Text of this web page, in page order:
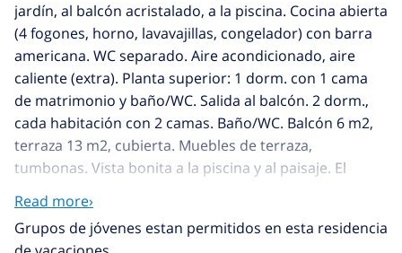
jardín, al balcón acristalado, a la piscina. Cocina abierta
(4 fogones, horno, lavavajillas, congelador) con barra
americana. WC separado. Aire acondicionado, aire
caliente (extra). Planta superior: 1 dorm. con 1 cama
de matrimonio y baño/WC. Salida al balcón. 2 dorm.,
cada habitación con 2 camas. Baño/WC. Balcón 6 m2,
terraza 13 m2, cubierta. Muebles de terraza,
tumbonas. Vista bonita a la piscina y al paisaje. El
alojamiento dispone de: lavadora. Plaza de
aparcamiento (vallada), garaje en el mismo terreno. A
tener en cuenta: 1 mascota / perro. TV solamente FR.
Read more›
Grupos de jóvenes estan permitidos en esta residencia